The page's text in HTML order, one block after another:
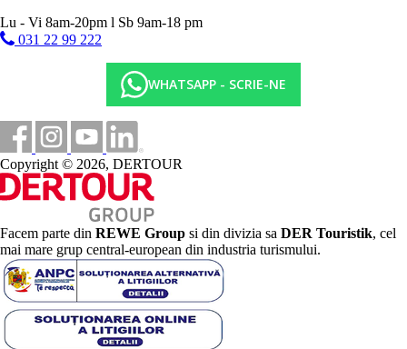
Lu - Vi 8am-20pm l Sb 9am-18 pm
031 22 99 222
WHATSAPP - SCRIE-NE
Copyright © 2026, DERTOUR
Facem parte din REWE Group si din divizia sa DER Touristik, cel
mai mare grup central-european din industria turismului.